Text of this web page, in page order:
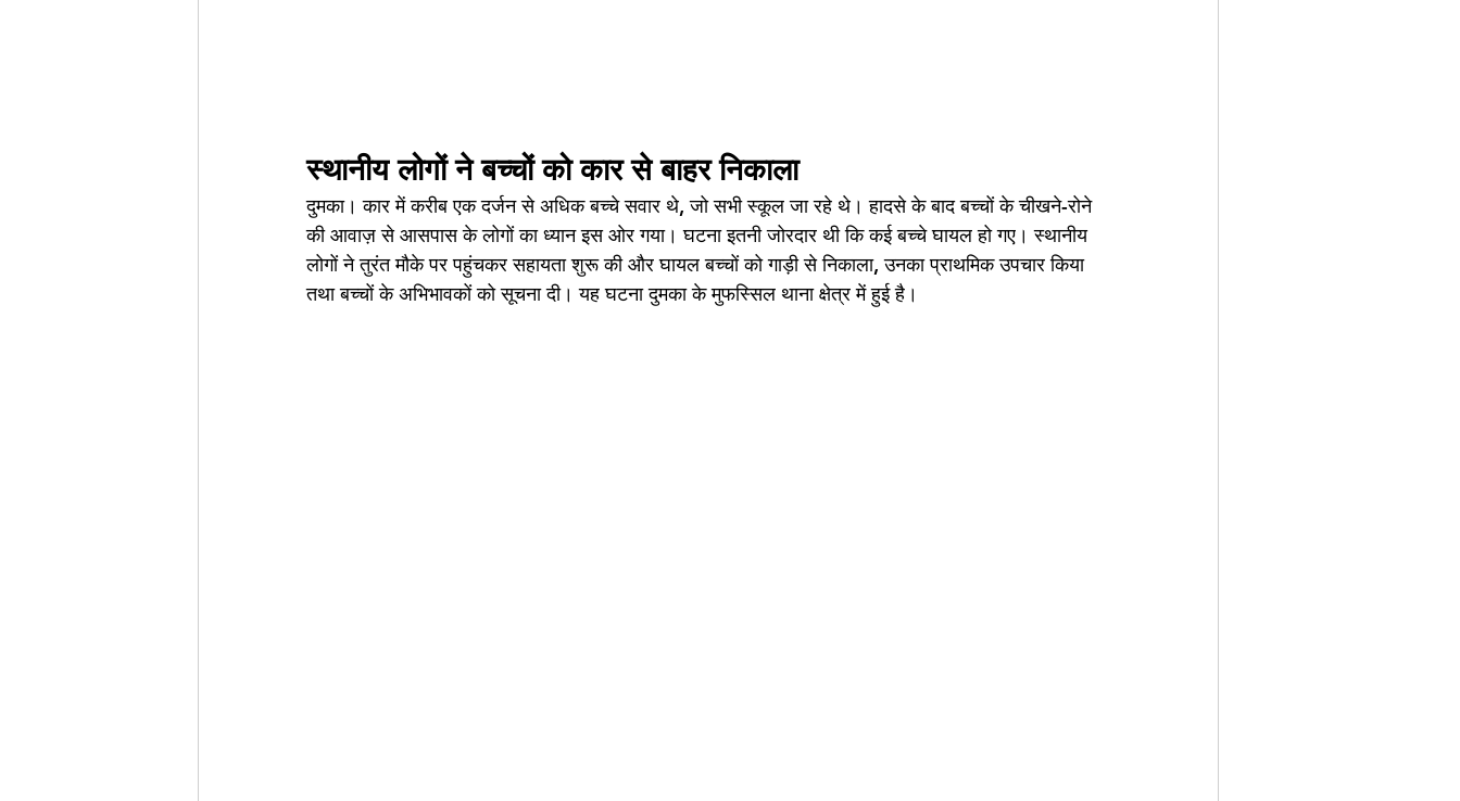
स्थानीय लोगों ने बच्चों को कार से बाहर निकाला
दुमका। कार में करीब एक दर्जन से अधिक बच्चे सवार थे, जो सभी स्कूल जा रहे थे। हादसे के बाद बच्चों के चीखने-रोने
की आवाज़ से आसपास के लोगों का ध्यान इस ओर गया। घटना इतनी जोरदार थी कि कई बच्चे घायल हो गए। स्थानीय
लोगों ने तुरंत मौके पर पहुंचकर सहायता शुरू की और घायल बच्चों को गाड़ी से निकाला, उनका प्राथमिक उपचार किया
तथा बच्चों के अभिभावकों को सूचना दी। यह घटना दुमका के मुफस्सिल थाना क्षेत्र में हुई है।